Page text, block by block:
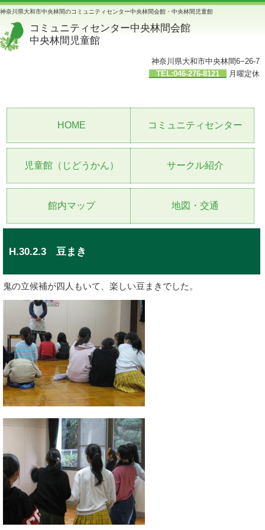
神奈川県大和市中央林間のコミュニティセンター中央林間会館・中央林間児童館
コミュニティセンター中央林間会館
中央林間児童館
神奈川県大和市中央林間6−26-7
TEL:046-276-8121
月曜定休
HOME コミュニティセンター
児童館（じどうかん） サークル紹介
館内マップ 地図・交通
H.30.2.3 豆まき
鬼の立候補が四人もいて、楽しい豆まきでした。